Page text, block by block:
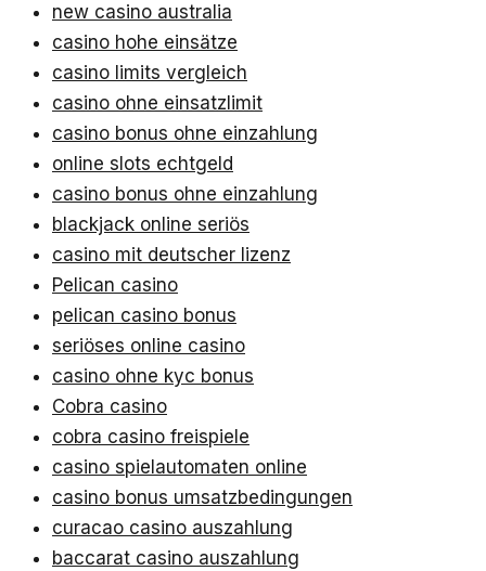
new casino australia
casino hohe einsätze
casino limits vergleich
casino ohne einsatzlimit
casino bonus ohne einzahlung
online slots echtgeld
casino bonus ohne einzahlung
blackjack online seriös
casino mit deutscher lizenz
Pelican casino
pelican casino bonus
seriöses online casino
casino ohne kyc bonus
Cobra casino
cobra casino freispiele
casino spielautomaten online
casino bonus umsatzbedingungen
curacao casino auszahlung
baccarat casino auszahlung